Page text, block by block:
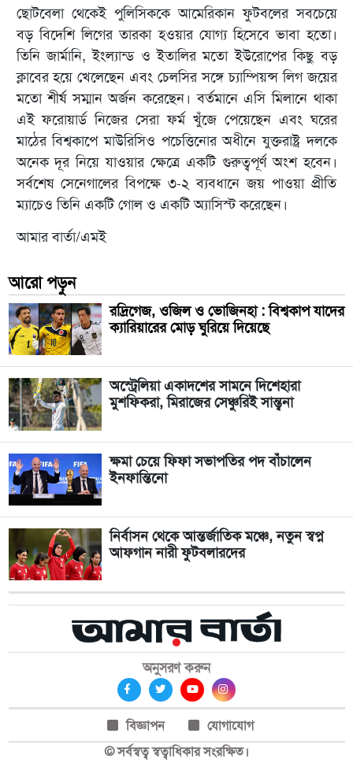
ছোটবেলা থেকেই পুলিসিককে আমেরিকান ফুটবলের সবচেয়ে
বড় বিদেশি লিগের তারকা হওয়ার যোগ্য হিসেবে ভাবা হতো।
তিনি জার্মানি, ইংল্যান্ড ও ইতালির মতো ইউরোপের কিছু বড়
ক্লাবের হয়ে খেলেছেন এবং চেলসির সঙ্গে চ্যাম্পিয়ন্স লিগ জয়ের
মতো শীর্ষ সম্মান অর্জন করেছেন। বর্তমানে এসি মিলানে থাকা
এই ফরোয়ার্ড নিজের সেরা ফর্ম খুঁজে পেয়েছেন এবং ঘরের
মাঠের বিশ্বকাপে মাউরিসিও পচেত্তিনোর অধীনে যুক্তরাষ্ট্র দলকে
অনেক দূর নিয়ে যাওয়ার ক্ষেত্রে একটি গুরুত্বপূর্ণ অংশ হবেন।
সর্বশেষ সেনেগালের বিপক্ষে ৩-২ ব্যবধানে জয় পাওয়া প্রীতি
ম্যাচেও তিনি একটি গোল ও একটি অ্যাসিস্ট করেছেন।
আমার বার্তা/এমই
আরো পড়ুন
রদ্রিগেজ, ওজিল ও ভোজিনহা : বিশ্বকাপ যাদের
ক্যারিয়ারের মোড় ঘুরিয়ে দিয়েছে
অস্ট্রেলিয়া একাদশের সামনে দিশেহারা
মুশফিকরা, মিরাজের সেঞ্চুরিই সান্ত্বনা
ক্ষমা চেয়ে ফিফা সভাপতির পদ বাঁচালেন
ইনফান্তিনো
নির্বাসন থেকে আন্তর্জাতিক মঞ্চে, নতুন স্বপ্ন
আফগান নারী ফুটবলারদের
অনুসরণ করুন
বিজ্ঞাপন
যোগাযোগ
© সর্বস্বত্ব স্বত্বাধিকার সংরক্ষিত।